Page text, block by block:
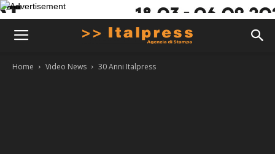
Home Video News 30 Anni Italpress